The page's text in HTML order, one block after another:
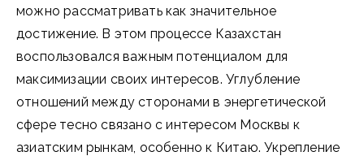
можно рассматривать как значительное
достижение. В этом процессе Казахстан
воспользовался важным потенциалом для
максимизации своих интересов. Углубление
отношений между сторонами в энергетической
сфере тесно связано с интересом Москвы к
азиатским рынкам, особенно к Китаю. Укрепление